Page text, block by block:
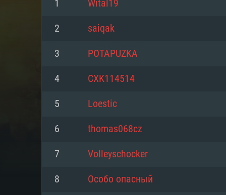
1 Wital19
2 saiqak
3 POTAPUZKA
4 CXK114514
5 Loestic
6 thomas068cz
7 Volleyschocker
8 Особо опасный